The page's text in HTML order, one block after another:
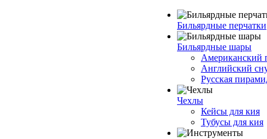
Бильярдные перчатки
Бильярдные шары
Американский
Английский
Русская
Чехлы
Кейсы для кия
Тубусы для кия